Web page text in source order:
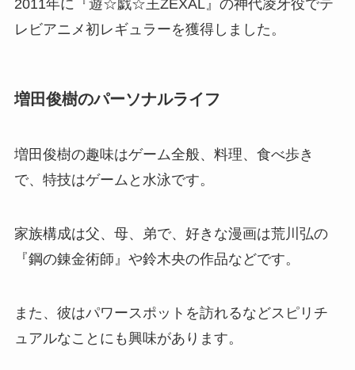
2011年に『遊☆戯☆王ZEXAL』の神代凌牙役でテ
レビアニメ初レギュラーを獲得しました。
増田俊樹のパーソナルライフ
増田俊樹の趣味はゲーム全般、料理、食べ歩き
で、特技はゲームと水泳です。
家族構成は父、母、弟で、好きな漫画は荒川弘の
『鋼の錬金術師』や鈴木央の作品などです。
また、彼はパワースポットを訪れるなどスピリチ
ュアルなことにも興味があります。